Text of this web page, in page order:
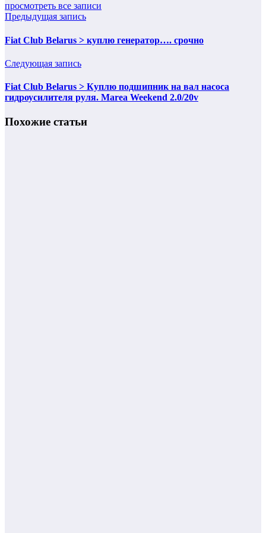
просмотреть все записи
Предыдущая запись
Fiat Club Belarus > куплю генератор…. срочно
Следующая запись
Fiat Club Belarus > Куплю подшипник на вал насоса
гидроусилителя руля. Marea Weekend 2.0/20v
Похожие статьи